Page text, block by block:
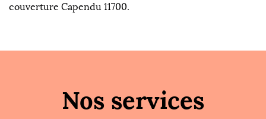
couverture Capendu 11700.
Nos services